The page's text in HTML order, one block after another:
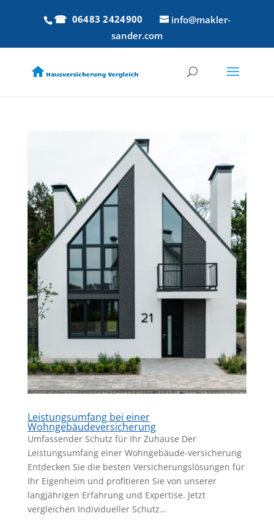
06483 2424900
info@makler-
sander.com
Leistungsumfang bei einer
Wohngebäudeversicherung
Umfassender Schutz für Ihr Zuhause Der
Leistungsumfang einer Wohngebäude-versicherung
Entdecken Sie die besten Versicherungslösungen für
Ihr Eigenheim und profitieren Sie von unserer
langjährigen Erfahrung und Expertise. Jetzt
vergleichen Individueller Schutz...